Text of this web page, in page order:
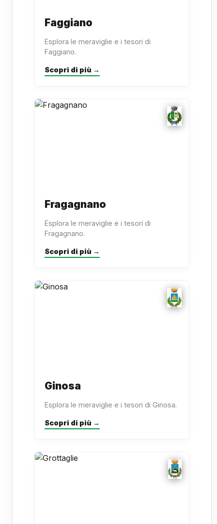
Faggiano
Esplora le meraviglie e i tesori di
Faggiano.
Scopri di più →
Fragagnano
Esplora le meraviglie e i tesori di
Fragagnano.
Scopri di più →
Ginosa
Esplora le meraviglie e i tesori di Ginosa.
Scopri di più →